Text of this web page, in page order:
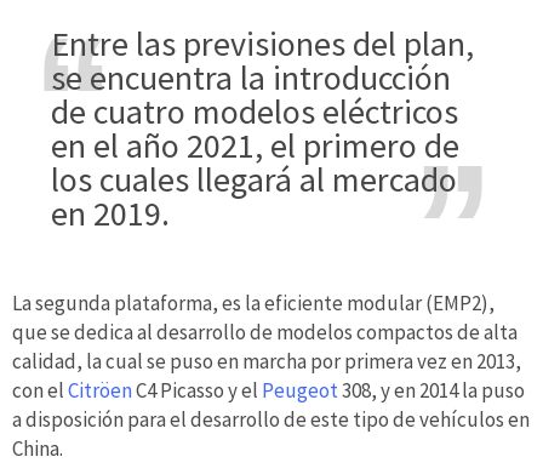
Entre las previsiones del plan,
se encuentra la introducción
de cuatro modelos eléctricos
en el año 2021, el primero de
los cuales llegará al mercado
en 2019.
La segunda plataforma, es la eficiente modular (EMP2),
que se dedica al desarrollo de modelos compactos de alta
calidad, la cual se puso en marcha por primera vez en 2013,
con elCitröenC4 Picasso y el Peugeot308, y en 2014 la puso
a disposición para el desarrollo de este tipo de vehículos en
China.